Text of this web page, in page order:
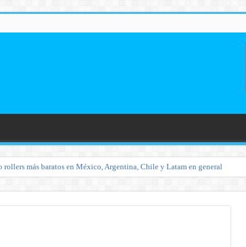
rollers más baratos en México, Argentina, Chile y Latam en general